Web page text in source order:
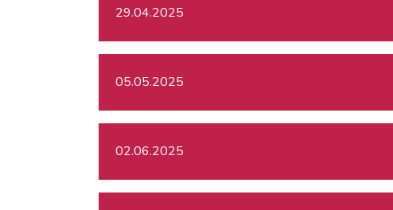
29.04.2025
05.05.2025
02.06.2025